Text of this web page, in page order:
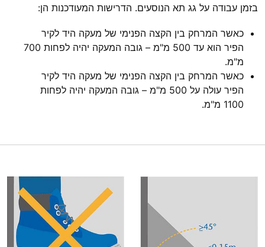
בזמן עבודה על גג תא הנוסעים. הדרישות המעודכנות הן:
כאשר המרחק בין הקצה הפנימי של מעקה היד לקיר
הפיר הוא עד 500 מ"מ – גובה המעקה יהיה לפחות 700
מ"מ.
כאשר המרחק בין הקצה הפנימי של מעקה היד לקיר
הפיר עולה על 500 מ"מ – גובה המעקה יהיה לפחות
1100 מ"מ.